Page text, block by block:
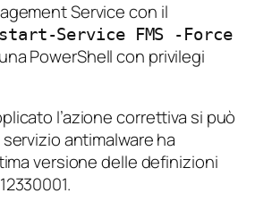
Service con il
Service FMS -Force
PowerShell con privilegi
l’azione correttiva si può
antimalware ha
versione delle definizioni